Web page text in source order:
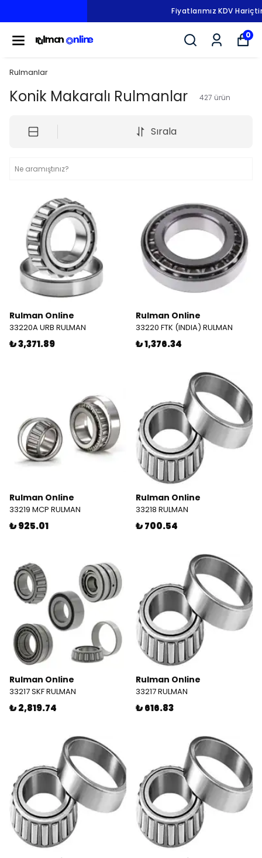
Fiyatlarımız KDV Hariçtir.
0
Rulmanlar
Konik Makaralı Rulmanlar 427 ürün
Sırala
Rulman Online
33220A URB RULMAN
₺ 3,371.89
Rulman Online
33220 FTK (INDIA) RULMAN
₺ 1,376.34
Rulman Online
33219 MCP RULMAN
₺ 925.01
Rulman Online
33218 RULMAN
₺ 700.54
Rulman Online
33217 SKF RULMAN
₺ 2,819.74
Rulman Online
33217 RULMAN
₺ 616.83